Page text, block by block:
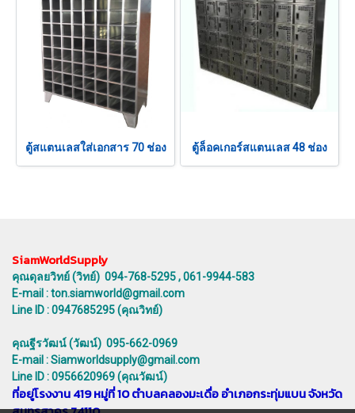
ตู้สแตนเลสใส่เอกสาร 70 ช่อง ตู้ล็อคเกอร์สแตนเลส 48 ช่อง
SiamWorldSupply
คุณดุลยวิทย์ (วิทย์) 094-768-5295 , 061-9944-583
E-mail : ton.siamworld@gmail.com
Line ID : 0947685295 (คุณวิทย์)
คุณฐีรวัฒน์ (วัฒน์) 095-662-0969
E-mail : Siamworldsupply@gmail.com
Line ID : 0956620969 (คุณวัฒน์)
ที่อยู่โรงงาน 419 หมู่ที่ 10 ตำบลคลองมะเดื่อ อำเภอกระทุ่มแบน จังหวัด